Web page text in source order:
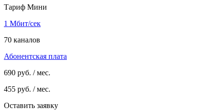
Тариф Мини
1 Мбит/сек
70 каналов
Абонентская плата
690 руб. / мес.
455 руб. / мес.
Оставить заявку